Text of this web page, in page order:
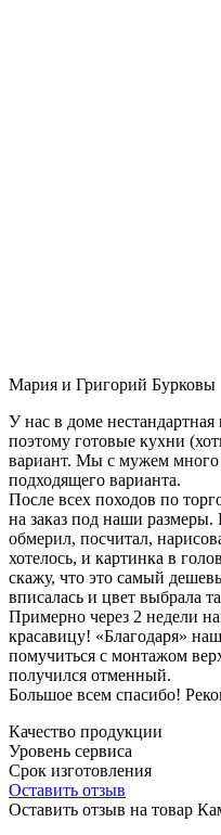
Мария и Григорий Бурковы
У нас в доме
поэтому готовые кухни
вариант. Мы с мужем
подходящего варианта.
После всех походов по
на заказ под наши
обмерил, посчитал,
хотелось, и картинка в
скажу, что это самый
вписалась и цвет выбрала
Примерно через 2 недели
красавицу! «Благодаря»
помучиться с монтажом
получился отменный.
Большое всем спасибо!
Качество продукции
Уровень сервиса
Срок изготовления
Оставить отзыв
Оставить отзыв на товар